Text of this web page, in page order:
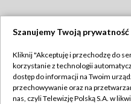
Abonament TVP
Szanujemy Twoją prywatność
Kliknij "Akceptuję i przechodzę do
korzystanie z technologii
dostęp do informacji na Twoim
przechowywanie oraz na
nas, czyli Telewizję Polską S.A. w